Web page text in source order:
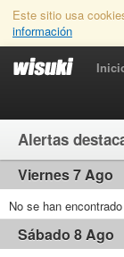
Este sitio usa
información
Alertas
Viento
Olas
Viernes 7 Ago
No se han
Sábado 8 Ago